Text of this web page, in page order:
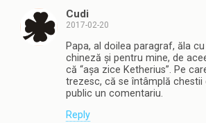
Cudi
2017-02-20
Papa, al doilea paragraf, ăla
chineză și pentru mine, de
că “așa zice Ketherius”. Pe
trezesc, că se întâmplă chestii
public un comentariu.
Reply